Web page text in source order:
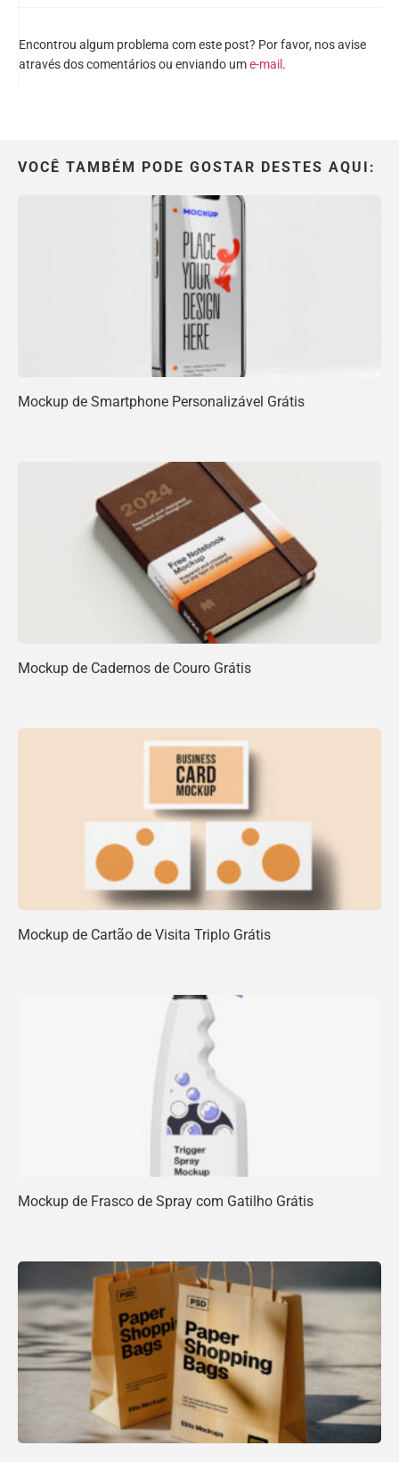
Encontrou algum problema com este post? Por favor, nos avise
através dos comentários ou enviando ume-mail.
VOCÊ TAMBÉM PODE GOSTAR DESTES AQUI:
Mockup de Smartphone Personalizável Grátis
Mockup de Cadernos de Couro Grátis
Mockup de Cartão de Visita Triplo Grátis
Mockup de Frasco de Spray com Gatilho Grátis